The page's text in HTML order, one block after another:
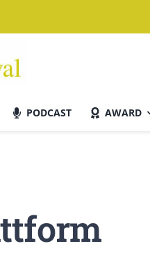
PODCAST AWARD